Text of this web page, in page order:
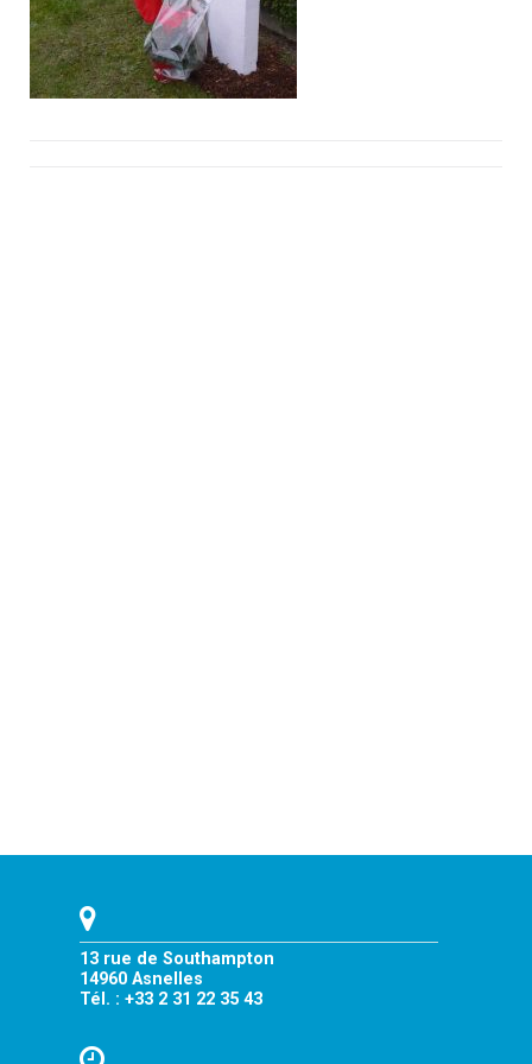
13 rue de Southampton
14960 Asnelles
Tél. : +33 2 31 22 35 43